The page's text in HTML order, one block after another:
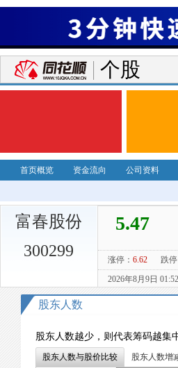
个股
首页概览 资金流向 公司资料
富春股份
300299